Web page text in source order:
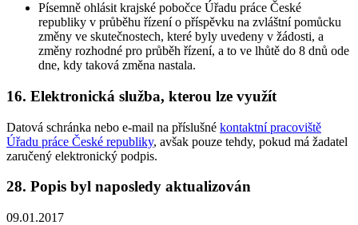
Písemně ohlásit krajské pobočce Úřadu práce České
republiky v průběhu řízení o příspěvku na zvláštní pomůcku
změny ve skutečnostech, které byly uvedeny v žádosti, a
změny rozhodné pro průběh řízení, a to ve lhůtě do 8 dnů ode
dne, kdy taková změna nastala.
16. Elektronická služba, kterou lze využít
Datová schránka nebo e-mail na příslušné kontaktní pracoviště
Úřadu práce České republiky, avšak pouze tehdy, pokud má žadatel
zaručený elektronický podpis.
28. Popis byl naposledy aktualizován
09.01.2017